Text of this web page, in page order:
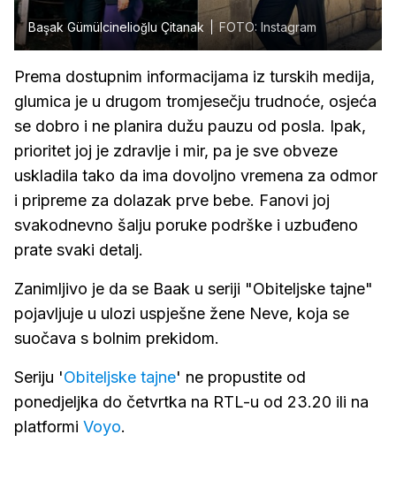
Başak Gümülcinelioğlu Çitanak FOTO: Instagram
Prema dostupnim informacijama iz turskih medija,
glumica je u drugom tromjesečju trudnoće, osjeća
se dobro i ne planira dužu pauzu od posla. Ipak,
prioritet joj je zdravlje i mir, pa je sve obveze
uskladila tako da ima dovoljno vremena za odmor
i pripreme za dolazak prve bebe. Fanovi joj
svakodnevno šalju poruke podrške i uzbuđeno
prate svaki detalj.
Zanimljivo je da se Baak u seriji "Obiteljske tajne"
pojavljuje u ulozi uspješne žene Neve, koja se
suočava s bolnim prekidom.
Seriju 'Obiteljske tajne' ne propustite od
ponedjeljka do četvrtka na RTL-u od 23.20 ili na
platformi Voyo.